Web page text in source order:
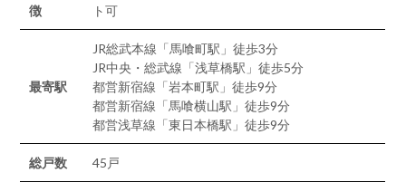
徴
ト可
最寄駅
JR総武本線「馬喰町駅」徒歩3分
JR中央・総武線「浅草橋駅」徒歩5分
都営新宿線「岩本町駅」徒歩9分
都営新宿線「馬喰横山駅」徒歩9分
都営浅草線「東日本橋駅」徒歩9分
総戸数 45戸